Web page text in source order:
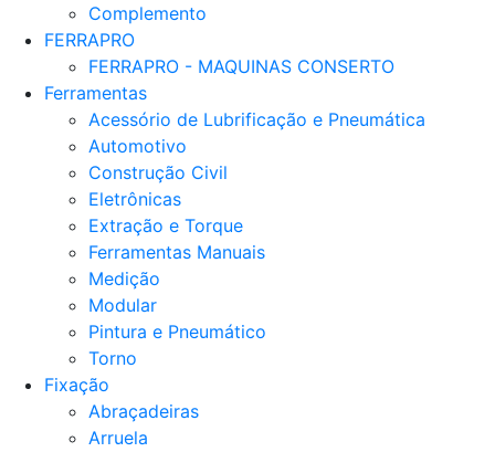
Complemento
FERRAPRO
FERRAPRO - MAQUINAS CONSERTO
Ferramentas
Acessório de Lubrificação e Pneumática
Automotivo
Construção Civil
Eletrônicas
Extração e Torque
Ferramentas Manuais
Medição
Modular
Pintura e Pneumático
Torno
Fixação
Abraçadeiras
Arruela